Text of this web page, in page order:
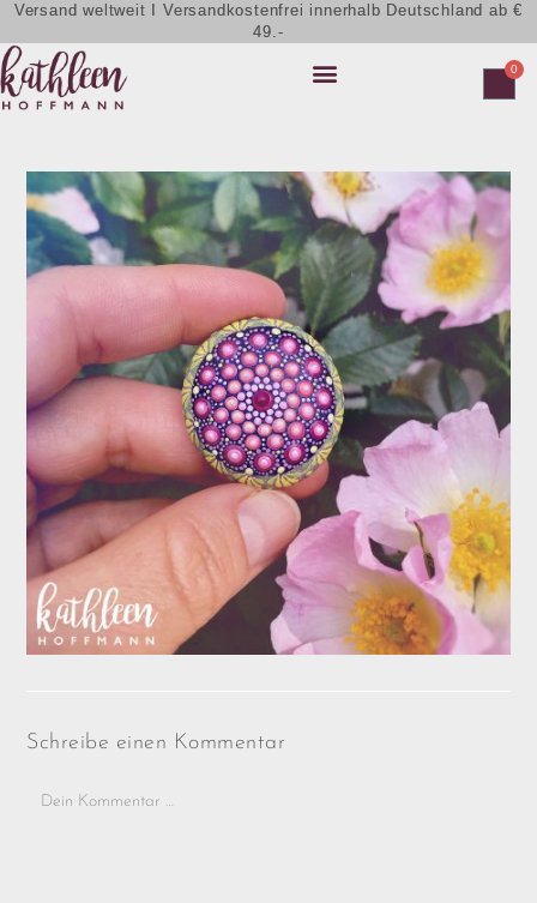
Versand weltweit I Versandkostenfrei innerhalb Deutschland ab €
49.-
0
Schreibe einen Kommentar